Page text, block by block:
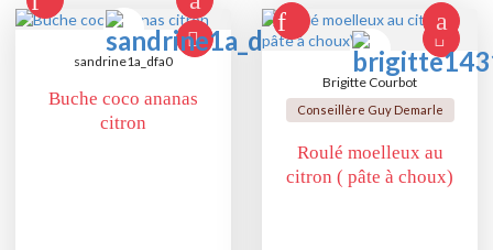
sandrine1a_dfa0
Buche coco ananas
citron
Brigitte Courbot
Conseillère Guy Demarle
Roulé moelleux au
citron ( pâte à choux)